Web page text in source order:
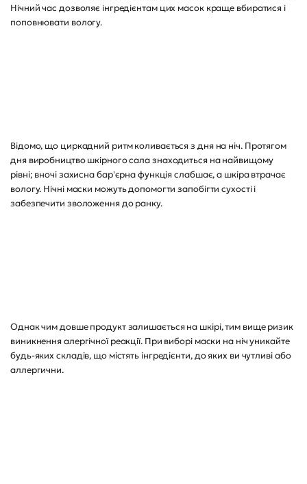
Нічний час дозволяє інгредієнтам цих масок краще вбиратися і
поповнювати вологу.
Відомо, що циркадний ритм коливається з дня на ніч. Протягом
дня виробництво шкірного сала знаходиться на найвищому
рівні; вночі захисна бар'єрна функція слабшає, а шкіра втрачає
вологу. Нічні маски можуть допомогти запобігти сухості і
забезпечити зволоження до ранку.
Однак чим довше продукт залишається на шкірі, тим вище ризик
виникнення алергічної реакції. При виборі маски на ніч уникайте
будь-яких складів, що містять інгредієнти, до яких ви чутливі або
аллергични.